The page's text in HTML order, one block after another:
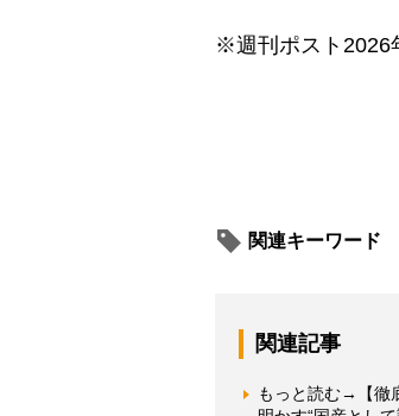
※週刊ポスト2026
関連キーワード
関連記事
もっと読む→【徹